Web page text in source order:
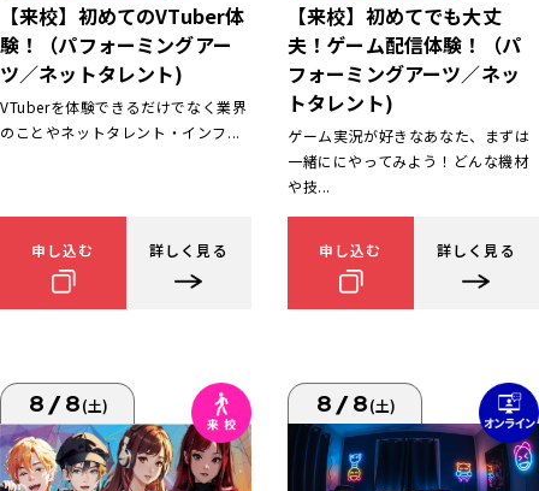
【来校】初めてのVTuber体
験！（パフォーミングアー
ツ／ネットタレント)
VTuberを体験できるだけでなく業界
のことやネットタレント・インフ...
申し込む 詳しく見る
【来校】初めてでも大丈
夫！ゲーム配信体験！（パ
フォーミングアーツ／ネッ
トタレント)
ゲーム実況が好きなあなた、まずは
一緒ににやってみよう！どんな機材
や技...
申し込む 詳しく見る
8/8(土) 8/8(土)